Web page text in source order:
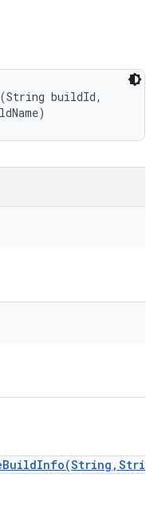
(String buildId,